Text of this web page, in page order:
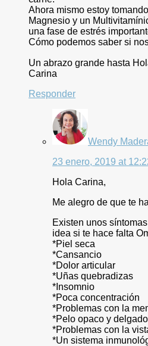
Ahora mismo estoy
Magnesio y un
una fase de estrés
Cómo podemos saber si
Un abrazo grande hasta
Carina
Responder
Wendy
23 enero, 2019 at
Hola Carina,
Me alegro de que te
Existen unos
idea si te hace falta
*Piel seca
*Cansancio
*Dolor articular
*Uñas quebradizas
*Insomnio
*Poca concentración
*Problemas con la
*Pelo opaco y delgado
*Problemas con la
*Un sistema